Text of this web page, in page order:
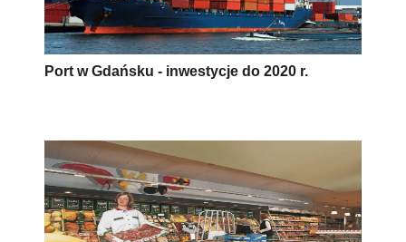
Port w Gdańsku - inwestycje do 2020 r.